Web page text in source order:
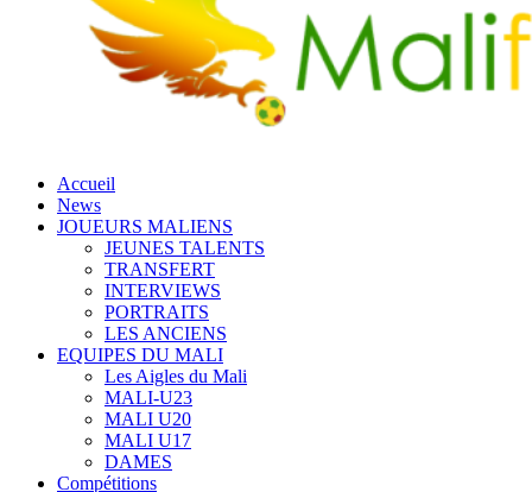
Accueil
News
JOUEURS MALIENS
JEUNES TALENTS
TRANSFERT
INTERVIEWS
PORTRAITS
LES ANCIENS
EQUIPES DU MALI
Les Aigles du Mali
MALI-U23
MALI U20
MALI U17
DAMES
Compétitions